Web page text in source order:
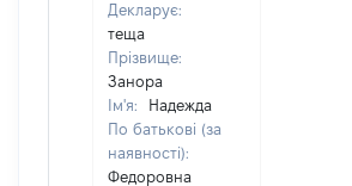
Декларує:
теща
Прізвище:
Занора
Ім'я:
Надежда
По батькові (за
наявності):
Федоровна